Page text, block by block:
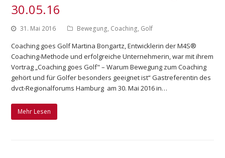
30.05.16
31. Mai 2016 Bewegung, Coaching, Golf
Coaching goes Golf Martina Bongartz, Entwicklerin der M4S®
Coaching-Methode und erfolgreiche Unternehmerin, war mit ihrem
Vortrag „Coaching goes Golf" – Warum Bewegung zum Coaching
gehört und für Golfer besonders geeignet ist“ Gastreferentin des
dvct-Regionalforums Hamburg am 30. Mai 2016 in…
Mehr Lesen